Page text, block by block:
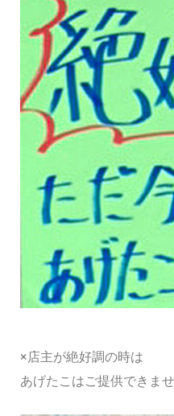
×店主が絶好調の時は
あげたこはご提供できま